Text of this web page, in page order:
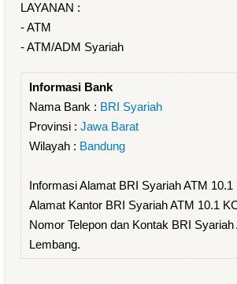
LAYANAN :
- ATM
- ATM/ADM Syariah
Informasi Bank
Nama Bank : BRI Syariah
Provinsi : Jawa Barat
Wilayah : Bandung
Informasi Alamat BRI Syariah ATM
Alamat Kantor BRI Syariah ATM 10.1
Nomor Telepon dan Kontak BRI
Lembang.